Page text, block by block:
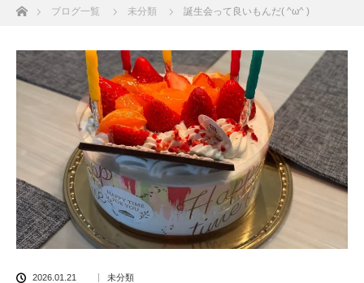
ホームブログ一覧 未分類 誕生会って良いもんだ( ^ω^ )
2026.01.21 未分類